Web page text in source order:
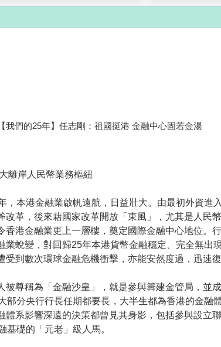
【我們的25年】任志剛：祖國挺港 金融中心固若金湯
離岸人民幣業務樞紐
，本港金融業啟帆遠航，日益壯大。由最初外資進
改革，後來藉國家改革開放「東風」，尤其是人民
香港金融業更上一層樓，奠定國際金融中心地位。
業蛻變，對回歸25年本港貨幣金融穩定、完全無出
受到數次環球金融危機衝擊，亦能安然度過，迅速
被尊稱為「金融沙皇」，就是參與籌建金管局，並
部分央行行長任期都要長，大半生都為香港的金融
體系影響深遠的決策都曾見其身影，包括參與設立
礎的「元老」級人馬。